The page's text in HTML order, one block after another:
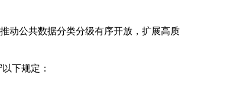
动公共数据分类分级有序开放，扩展高质
下规定：